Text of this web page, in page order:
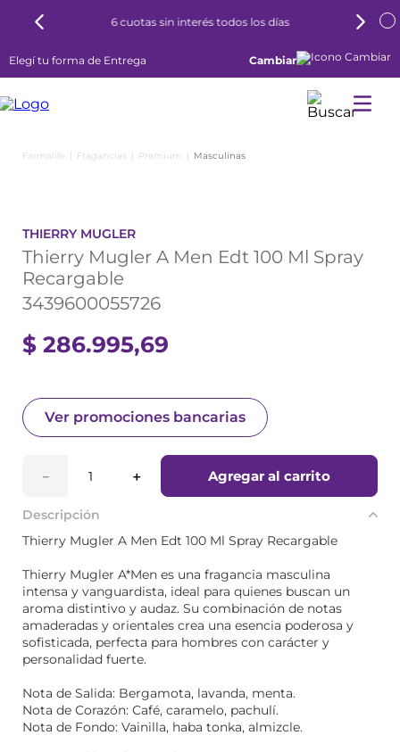
6 cuotas sin interés todos los días
Elegí tu forma de Entrega Cambiar
Fragancias Premium Masculinas
THIERRY MUGLER
Thierry Mugler A Men Edt 100 Ml Spray
Recargable
3439600055726
$ 286.995,69
Ver promociones bancarias
＋
－ Agregar al carrito
Descripción
Thierry Mugler A Men Edt 100 Ml Spray Recargable
Thierry Mugler A*Men es una fragancia masculina
intensa y vanguardista, ideal para quienes buscan un
aroma distintivo y audaz. Su combinación de notas
amaderadas y orientales crea una esencia poderosa y
sofisticada, perfecta para hombres con carácter y
personalidad fuerte.
Nota de Salida: Bergamota, lavanda, menta.
Nota de Corazón: Café, caramelo, pachulí.
Nota de Fondo: Vainilla, haba tonka, almizcle.